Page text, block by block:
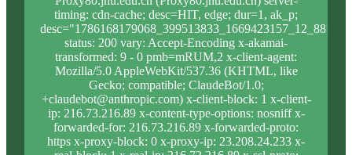
timing: cdn-cache; desc=HIT, edge; dur=1, ak_p;
status: 200 vary: Accept-Encoding x-akamai-
transformed: 9 - 0 pmb=mRUM,2 x-client-agent:
Mozilla/5.0 AppleWebKit/537.36 (KHTML, like
Gecko; compatible; ClaudeBot/1.0;
+claudebot@anthropic.com) x-client-block: 1 x-client-
ip: 216.73.216.89 x-content-type-options: nosniff x-
forwarded-for: 216.73.216.89 x-forwarded-proto:
https x-proxy-block: 0 x-proxy-ip: 23.208.24.233 x-